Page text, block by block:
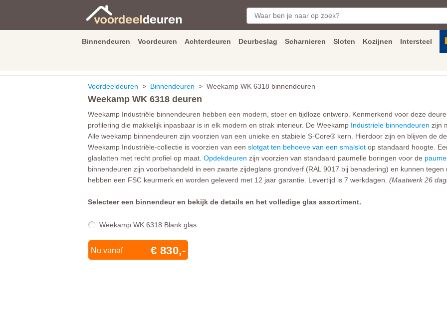
Binnendeuren Voordeuren Achterdeuren Deurbeslag Scharnieren Sloten Kozijnen Intersteel
Voordeeldeuren > Binnendeuren > Weekamp WK 6318 binnendeuren
Weekamp WK 6318 deuren
Weekamp Industriële binnendeuren hebben een modern, stoer en tijdloze ontwerp. Kenmerkend voor deze
profilering die makkelijk inpasbaar is in elk modern en strak interieur. De Weekamp Industriele binnendeuren zijn
Alle weekamp binnendeuren zijn voorzien van een unieke en stabiele S-Core® kern. Hierdoor zijn en blijven de
Weekamp Industriële-collectie is voorzien van een slotgat ten behoeve van een smalslot op standaard hoogte.
glaslatten met recht profiel op maat. Opdekdeuren zijn voorzien van standaard paumelle boringen voor de
binnendeuren zijn voorbehandeld in een zwarte zijdeglans grondverf (RAL 9017 bij benadering) en kunnen
hebben een FSC keurmerk en worden geleverd met 12 jaar garantie. Levertijd is 7 werkdagen. (Maatwerk 26
Selecteer een binnendeur en bekijk de details en het volledige glas assortiment.
Weekamp WK 6318 Blank glas
Nu vanaf € 830,-